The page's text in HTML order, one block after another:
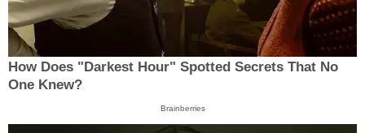
How Does "Darkest Hour" Spotted Secrets That No
One Knew?
Brainberries